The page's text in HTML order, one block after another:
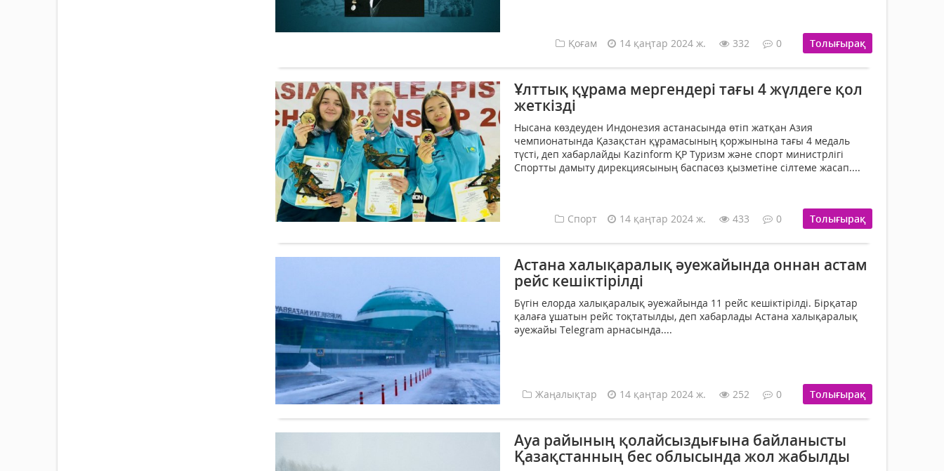
Қоғам 14 қаңтар 2024 ж. 332 0 Толығырақ
Ұлттық құрама мергендері тағы 4 жүлдеге қол
жеткізді
Нысана көздеуден Индонезия астанасында өтіп жатқан Азия
чемпионатында Қазақстан құрамасының қоржынына тағы 4 медаль
түсті, деп хабарлайды Kazinform ҚР Туризм және спорт министрлігі
Спортты дамыту дирекциясының баспасөз қызметіне сілтеме жасап....
Спорт 14 қаңтар 2024 ж. 433 0 Толығырақ
Астана халықаралық әуежайында оннан астам
рейс кешіктірілді
Бүгін елорда халықаралық әуежайында 11 рейс кешіктірілді. Бірқатар
қалаға ұшатын рейс тоқтатылды, деп хабарлады Астана халықаралық
әуежайы Telegram арнасында....
Жаңалықтар 14 қаңтар 2024 ж. 252 0 Толығырақ
Ауа райының қолайсыздығына байланысты
Қазақстанның бес облысында жол жабылды